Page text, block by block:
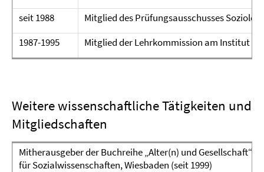
seit 1988
Mitglied des Prüfungsausschusses
1987-1995
Mitglied der Lehrkommission am Institut
Weitere wissenschaftliche Tätigkeiten und
Mitgliedschaften
Mitherausgeber der Buchreihe „Alter(n) und Gesellschaft“
für Sozialwissenschaften, Wiesbaden (seit 1999)